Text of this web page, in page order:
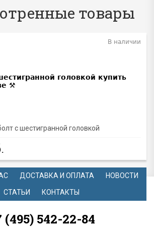
товары
с шестигранной головкой
В наличии
ДОСТАВКА И ОПЛАТА НОВОСТИ
СТАТЬИ КОНТАКТЫ
(495) 542-22-84